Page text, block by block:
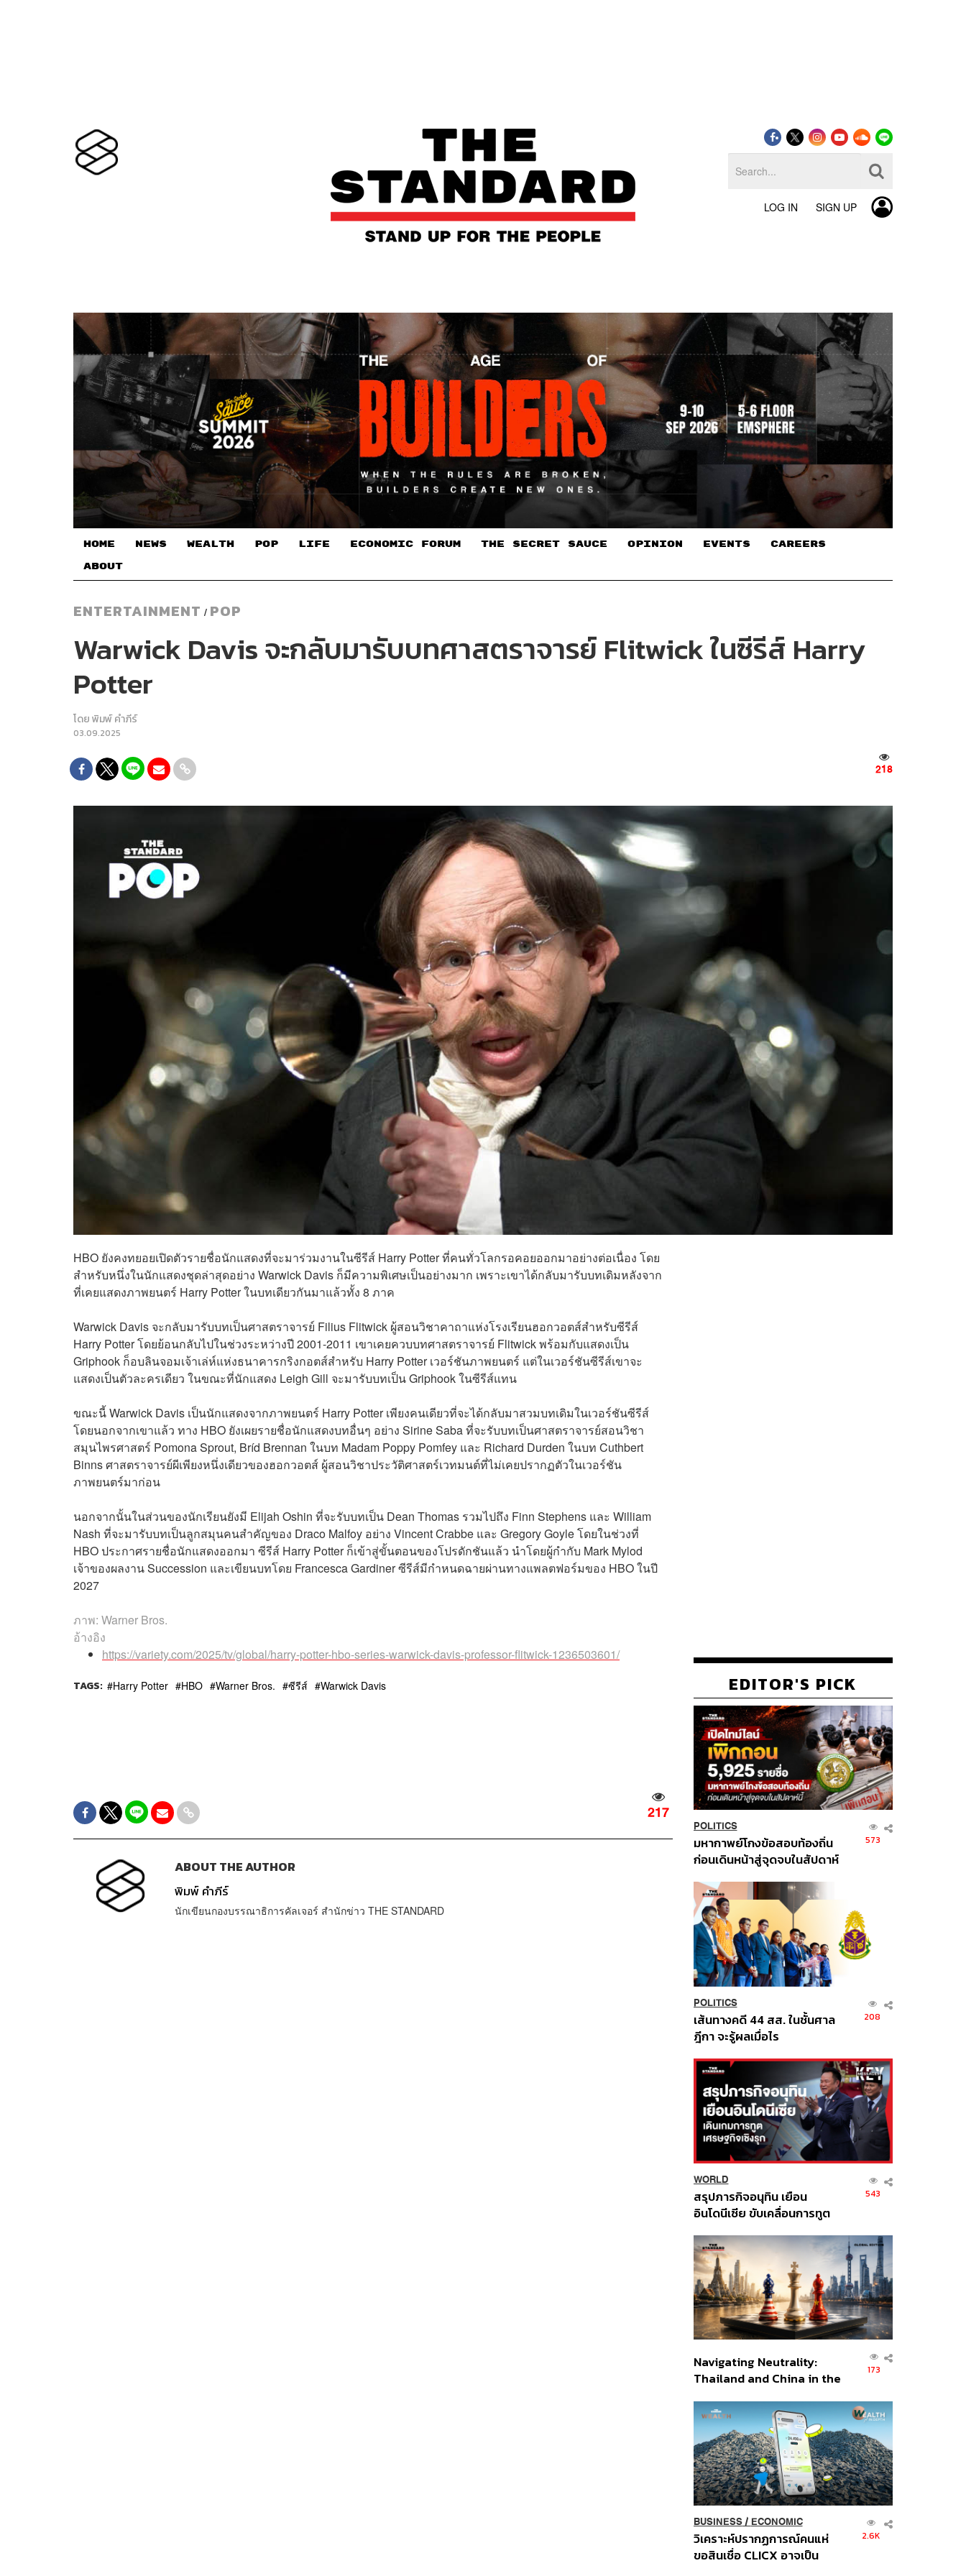
LOG IN SIGN UP
HOME NEWS WEALTH POP LIFE ECONOMIC FORUM THE SECRET SAUCE​ OPINION EVENTS CAREERS
ABOUT
ENTERTAINMENT / POP
Warwick Davis จะกลับมารับบทศาสตราจารย์ Flitwick ในซีรีส์ Harry
Potter
โดยพิมพ์ คำภีร์
03.09.2025
218
HBO ยังคงทยอยเปิดตัวรายชื่อนักแสดงที่จะมาร่วมงานในซีรีส์ Harry Potter ที่คนทั่วโลกรอคอยออกมาอย่างต่อเนื่อง โดย
สำหรับหนึ่งในนักแสดงชุดล่าสุดอย่าง Warwick Davis ก็มีความพิเศษเป็นอย่างมาก เพราะเขาได้กลับมารับบทเดิมหลังจาก
ที่เคยแสดงภาพยนตร์ Harry Potter ในบทเดียวกันมาแล้วทั้ง 8 ภาค
Warwick Davis จะกลับมารับบทเป็นศาสตราจารย์ Filius Flitwick ผู้สอนวิชาคาถาแห่งโรงเรียนฮอกวอตส์สำหรับซีรีส์
Harry Potter โดยย้อนกลับไปในช่วงระหว่างปี 2001-2011 เขาเคยควบบทศาสตราจารย์ Flitwick พร้อมกับแสดงเป็น
Griphook ก็อบลินจอมเจ้าเล่ห์แห่งธนาคารกริงกอตส์สำหรับ Harry Potter เวอร์ชันภาพยนตร์ แต่ในเวอร์ชันซีรีส์เขาจะ
แสดงเป็นตัวละครเดียว ในขณะที่นักแสดง Leigh Gill จะมารับบทเป็น Griphook ในซีรีส์แทน
ขณะนี้ Warwick Davis เป็นนักแสดงจากภาพยนตร์ Harry Potter เพียงคนเดียวที่จะได้กลับมาสวมบทเดิมในเวอร์ชันซีรีส์
โดยนอกจากเขาแล้ว ทาง HBO ยังเผยรายชื่อนักแสดงบทอื่นๆ อย่าง Sirine Saba ที่จะรับบทเป็นศาสตราจารย์สอนวิชา
สมุนไพรศาสตร์ Pomona Sprout, Bríd Brennan ในบท Madam Poppy Pomfey และ Richard Durden ในบท Cuthbert
Binns ศาสตราจารย์ผีเพียงหนึ่งเดียวของฮอกวอตส์ ผู้สอนวิชาประวัติศาสตร์เวทมนต์ที่ไม่เคยปรากฏตัวในเวอร์ชัน
ภาพยนตร์มาก่อน
นอกจากนั้นในส่วนของนักเรียนยังมี Elijah Oshin ที่จะรับบทเป็น Dean Thomas รวมไปถึง Finn Stephens และ William
Nash ที่จะมารับบทเป็นลูกสมุนคนสำคัญของ Draco Malfoy อย่าง Vincent Crabbe และ Gregory Goyle โดยในช่วงที่
HBO ประกาศรายชื่อนักแสดงออกมา ซีรีส์ Harry Potter ก็เข้าสู่ขั้นตอนของโปรดักชันแล้ว นำโดยผู้กำกับ Mark Mylod
เจ้าของผลงาน Succession และเขียนบทโดย Francesca Gardiner ซีรีส์มีกำหนดฉายผ่านทางแพลตฟอร์มของ HBO ในปี
2027
ภาพ: Warner Bros.
อ้างอิง
https://variety.com/2025/tv/global/harry-potter-hbo-series-warwick-davis-professor-flitwick-1236503601/
TAGS: Harry Potter HBO Warner Bros. ซีรีส์ Warwick Davis
217
ABOUT THE AUTHOR
พิมพ์ คำภีร์
นักเขียนกองบรรณาธิการคัลเจอร์ สำนักข่าว THE STANDARD
EDITOR'S PICK
POLITICS
มหากาพย์โกงข้อสอบท้องถิ่น
ก่อนเดินหน้าสู่จุดจบในสัปดาห์
573
POLITICS
เส้นทางคดี 44 สส. ในชั้นศาล
ฎีกา จะรู้ผลเมื่อไร
208
WORLD
สรุปภารกิจอนุทิน เยือน
อินโดนีเซีย ขับเคลื่อนการทูต
ส่วนยุทธศาสตร์ไทย –
อินโดนีเซีย
543
Navigating Neutrality:
Thailand and China in the
Order
173
BUSINESS/ ECONOMIC
วิเคราะห์ปรากฏการณ์คนแห่
ขอสินเชื่อ CLICX อาจเป็น
2.6K